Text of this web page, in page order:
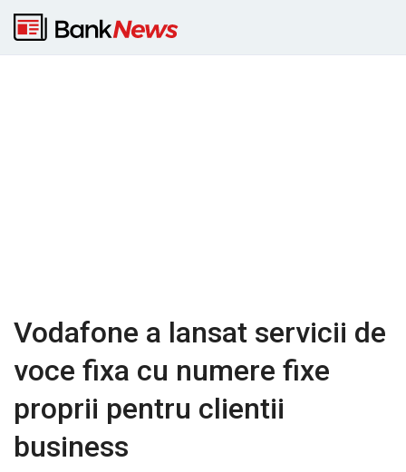
Vodafone a lansat servicii de
voce fixa cu numere fixe
proprii pentru clientii
business